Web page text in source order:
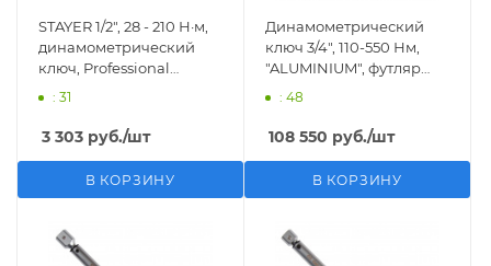
STAYER 1/2″, 28 - 210 Н·м,
динамометрический
ключ, Professional
(64064-210)
: 31
3 303 руб./шт
В КОРЗИНУ
Динамометрический
ключ 3/4", 110-550 Нм,
"ALUMINIUM", футляр
KING TONY 3465G-1FB
: 48
108 550 руб./шт
В КОРЗИНУ